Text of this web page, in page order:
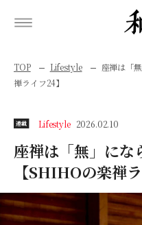
TOP Lifestyle
座禅は「
禅ライフ24】
連載 Lifestyle 2026.02.10
座禅は「無」にな
【SHIHOの楽禅ラ